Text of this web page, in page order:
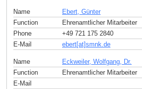
Name
Ebert, Günter
Function
Ehrenamtlicher Mitarbeiter
Phone
+49 721 175 2840
E-Mail
ebert[at]smnk de
Name
Eckweiler, Wolfgang, Dr.
Function
Ehrenamtlicher Mitarbeiter
E-Mail